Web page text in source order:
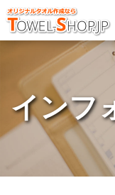
インフ